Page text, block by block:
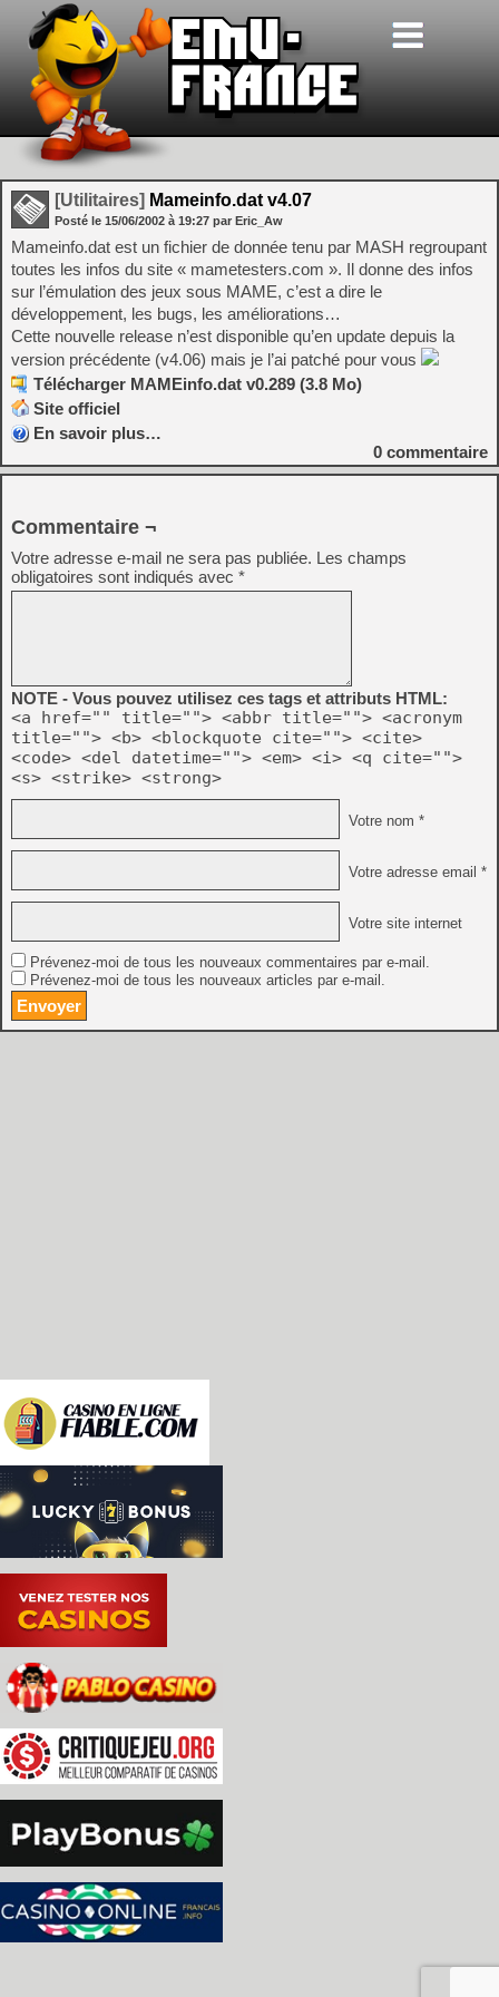
[Utilitaires] Mameinfo.dat v4.07
Posté le 15/06/2002 à 19:27 par Eric_Aw
Mameinfo.dat est un fichier de donnée tenu par MASH regroupant
toutes les infos du site « mametesters.com ». Il donne des infos
sur l’émulation des jeux sous MAME, c’est a dire le
développement, les bugs, les améliorations…
Cette nouvelle release n’est disponible qu’en update depuis la
version précédente (v4.06) mais je l’ai patché pour vous
Télécharger MAMEinfo.dat v0.289 (3.8 Mo)
Site officiel
En savoir plus…
0 commentaire
Commentaire ¬
Votre adresse e-mail ne sera pas publiée. Les champs
obligatoires sont indiqués avec *
NOTE - Vous pouvez utilisez ces tags et attributs HTML:
<a href="" title=""> <abbr title=""> <acronym
title=""> <b> <blockquote cite=""> <cite>
<code> <del datetime=""> <em> <i> <q cite="">
<s> <strike> <strong>
Votre nom *
Votre adresse email *
Votre site internet
Prévenez-moi de tous les nouveaux commentaires par e-mail.
Prévenez-moi de tous les nouveaux articles par e-mail.